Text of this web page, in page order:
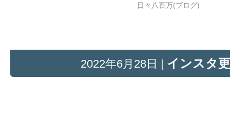
日々八百万(ブログ)
2022年6月28日 | インスタ